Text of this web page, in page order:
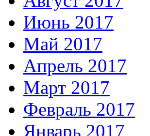
Июнь 2017
Май 2017
Апрель 2017
Март 2017
Февраль 2017
Январь 2017